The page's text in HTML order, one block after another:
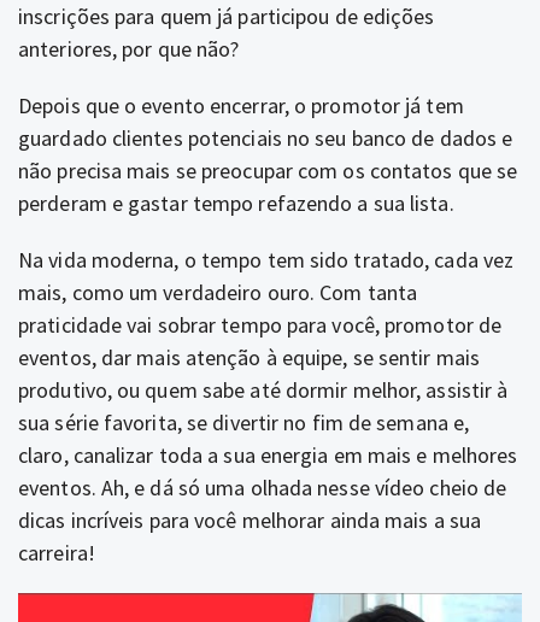
inscrições para quem já participou de edições
anteriores, por que não?
Depois que o evento encerrar, o promotor já tem
guardado clientes potenciais no seu banco de dados e
não precisa mais se preocupar com os contatos que se
perderam e gastar tempo refazendo a sua lista.
Na vida moderna, o tempo tem sido tratado, cada vez
mais, como um verdadeiro ouro. Com tanta
praticidade vai sobrar tempo para você, promotor de
eventos, dar mais atenção à equipe, se sentir mais
produtivo, ou quem sabe até dormir melhor, assistir à
sua série favorita, se divertir no fim de semana e,
claro, canalizar toda a sua energia em mais e melhores
eventos. Ah, e dá só uma olhada nesse vídeo cheio de
dicas incríveis para você melhorar ainda mais a sua
carreira!